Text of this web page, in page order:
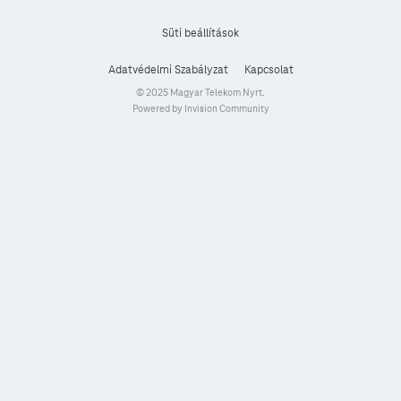
Süti beállítások
Adatvédelmi Szabályzat Kapcsolat
© 2025 Magyar Telekom Nyrt.
Powered by Invision Community